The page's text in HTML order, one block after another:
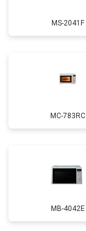
MS-2041F
MC-783RC
MB-4042E